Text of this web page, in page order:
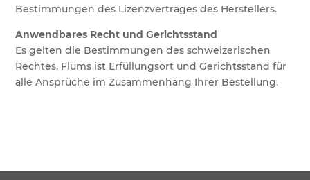
Bestimmungen des Lizenzvertrages des Herstellers.
Anwendbares Recht und Gerichtsstand
Es gelten die Bestimmungen des schweizerischen
Rechtes. Flums ist Erfüllungsort und Gerichtsstand für
alle Ansprüche im Zusammenhang Ihrer Bestellung.